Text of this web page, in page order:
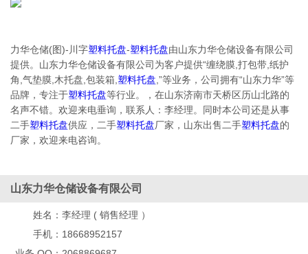
力华仓储(图)-川字塑料托盘-塑料托盘由山东力华仓储设备有限公司
提供。山东力华仓储设备有限公司为客户提供“缠绕膜,打包带,纸护
角,气垫膜,木托盘,包装箱, 塑料托盘 ,”等业务，公司拥有“山东力华”等
品牌，专注于塑料托盘等行业。，在山东济南市天桥区历山北路的
名声不错。欢迎来电垂询，联系人：李经理。同时本公司还是从事
二手塑料托盘供应，二手塑料托盘厂家，山东出售二手塑料托盘的
厂家，欢迎来电咨询。
山东力华仓储设备有限公司
姓名： 李经理 ( 销售经理 ）
手机： 18668952157